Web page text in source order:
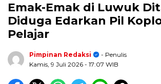
Emak-Emak di Luwuk
Diduga Edarkan Pil
Pelajar
Pimpinan Redaksi
- Penulis
Kamis, 9 Juli 2026 - 17:07 WIB